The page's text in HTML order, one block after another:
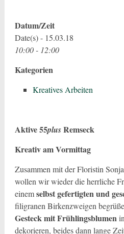
Datum/Zeit
Date(s) - 15.03.18
10:00 - 12:00
Kategorien
Kreatives Arbeiten
Aktive 55plusRemseck
Kreativ am Vormittag
Zusammen mit der Floristin
wollen wir wieder die herrliche
einemselbst gefertigten und
filigranen Birkenzweigen
Gesteck mit Frühlingsblumen
dekorieren, beides dann lange